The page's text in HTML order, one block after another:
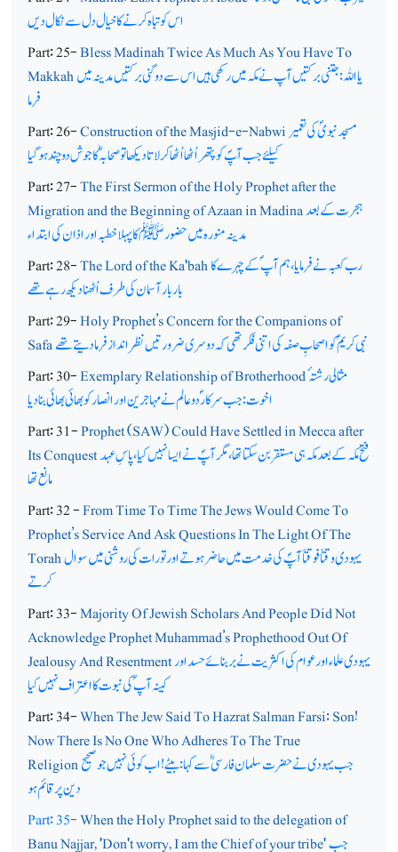
اس کو تباہ کرنے کا خیال دل سے نکال دیں
Part: 25-Bless Madinah Twice As Much As You Have To
Makkahیا اللہ: جتنی برکتیں آپ نے مکہ میں رکھی ہیں اس سے دوگنی برکتیں مدینہ میں
فرما
Part: 26-Construction of the Masjid-e-Nabwiمسجد نبویؐ کی تعمیر
کیلئے جب آپؐ کو پتھر اُٹھا اُٹھا کر لاتا دیکھا تو صحابہؓ کا جوش دوچند ہو گیا
Part: 27-The First Sermon of the Holy Prophet after the
Migration and the Beginning of Azaan in Madinaہجرت کے بعد
مدینہ منورہ میں حضورﷺ کا پہلا خطبہ اور اذان کی ابتداء
Part: 28-The Lord of the Ka'bahرب کعبہ نے فرمایا، ہم آپ ؐکے چہرے کا
بار بار آسمان کی طرف اُٹھنا دیکھ رہے تھے
Part: 29-Holy Prophet’s Concern for the Companions of
Safaنبی کریمؐ کو اصحابِ صفہ کی اتنی فکر تھی کہ دوسری ضرورتیں نظر انداز فرمادیتے تھے
Part: 30-Exemplary Relationship of Brotherhoodمثالی رشتہ ٔ
اخوت: جب سرکار ؐدو عالم نے مہاجرین اور انصار کو بھائی بھائی بنا دیا
Part: 31-Prophet (SAW) Could Have Settled in Mecca after
Its Conquestفتح مکہ کے بعد مکہ ہی مستقر بن سکتا تھا، مگر آپؐ نے ایسا نہیں کیا، پاسِ عہد
مانع تھا
Part: 32 -From Time To Time The Jews Would Come To
Prophet’s Service And Ask Questions In The Light Of The
Torahیہودی وقتاً فوقتاً آپؐ کی خدمت میں حاضر ہوتے اور تورات کی روشنی میں سوال
کرتے
Part: 33-Majority Of Jewish Scholars And People Did Not
Acknowledge Prophet Muhammad’s Prophethood Out Of
Jealousy And Resentmentیہودی علماء اور عوام کی اکثریت نے بربنائے حسد اور
کینہ آپ ؐکی نبوت کا اعتراف نہیں کیا
Part: 34-When The Jew Said To Hazrat Salman Farsi: Son!
Now There Is No One Who Adheres To The True
Religionجب یہودی نے حضرت سلمان فارسیؓ سے کہا: بیٹے!اب کوئی نہیں جوصحیح
دین پرقائم ہو
Part: 35-When the Holy Prophet said to the delegation of
Banu Najjar, 'Don't worry, I am the Chief of your tribe'جب